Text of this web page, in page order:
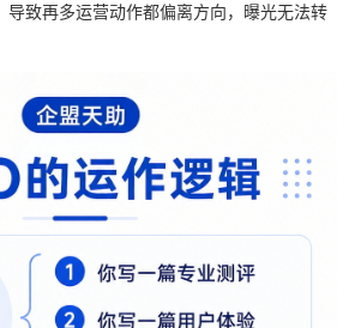
导致再多运营动作都偏离方向，曝光无法转